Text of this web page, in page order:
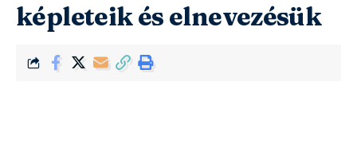
képleteik és elnevezésük